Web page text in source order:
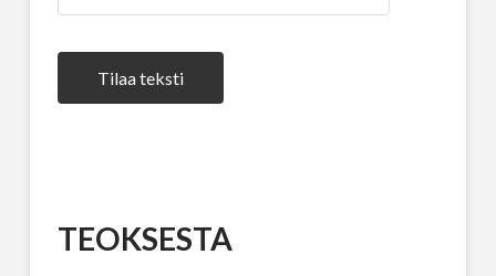
Tilaa teksti
TEOKSESTA